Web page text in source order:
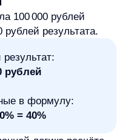
объясняет
что результат
40%, как
и дали